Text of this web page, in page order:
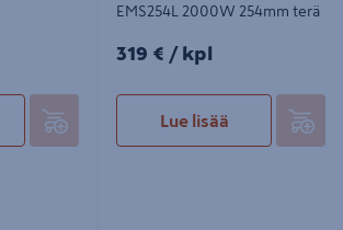
EMS254L 2000W 254mm terä
319€/kpl
319 € / kpl
Lue lisää